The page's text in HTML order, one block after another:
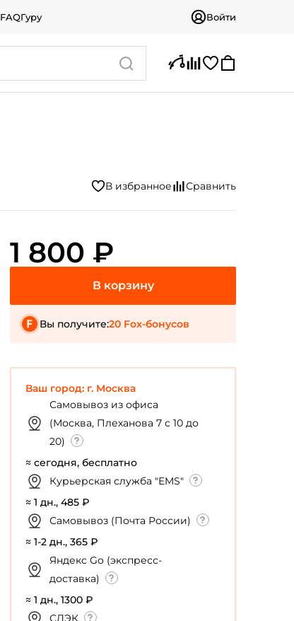
FAQГуру Войти
1 800 ₽
Вы получите:20 Fox-бонусов
Ваш город: г. Москва
Самовывоз из офиса
(Москва, Плеханова 7 с 10 до
20)
≈ сегодня, бесплатно
Курьерская служба "EMS"
≈ 1 дн., 485 ₽
Самовывоз (Почта России)
≈ 1-2 дн., 365 ₽
Яндекс Go (экспресс-
доставка)
≈ 1 дн., 1300 ₽
СДЭК